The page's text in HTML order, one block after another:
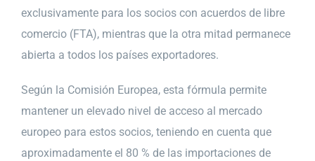
exclusivamente para los socios con acuerdos de libre
comercio (FTA), mientras que la otra mitad permanece
abierta a todos los países exportadores.
Según la Comisión Europea, esta fórmula permite
mantener un elevado nivel de acceso al mercado
europeo para estos socios, teniendo en cuenta que
aproximadamente el 80 % de las importaciones de